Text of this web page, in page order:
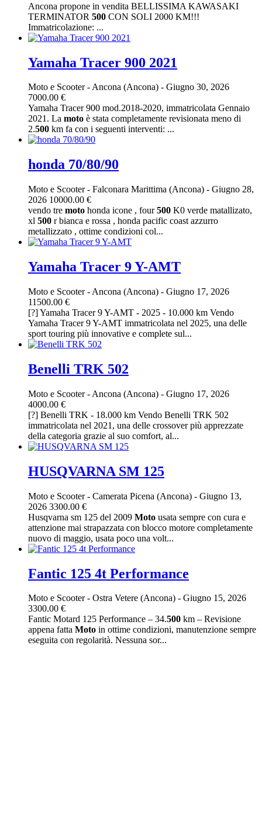
Ancona propone in vendita BELLISSIMA KAWASAKI
TERMINATOR 500 CON SOLI 2000 KM!!!
Immatricolazione: ...
Yamaha Tracer 900 2021
Moto e Scooter-Ancona (Ancona) - Giugno 30, 2026
7000.00 €
Yamaha Tracer 900 mod.2018-2020, immatricolata Gennaio
2021. La moto è stata completamente revisionata meno di
2.500 km fa con i seguenti interventi: ...
honda 70/80/90
Moto e Scooter- Falconara Marittima (Ancona) - Giugno 28,
2026 10000.00 €
vendo tre moto honda icone , four500 K0 verde matallizato,
xl 500 r bianca e rossa , honda pacific coast azzurro
metallizzato , ottime condizioni col...
Yamaha Tracer 9 Y-AMT
Moto e Scooter- Ancona (Ancona) - Giugno 17, 2026
11500.00 €
[?] Yamaha Tracer 9 Y-AMT - 2025 - 10.000 km Vendo
Yamaha Tracer 9 Y-AMT immatricolata nel 2025, una delle
sport touring più innovative e complete sul...
Benelli TRK 502
Moto e Scooter- Ancona (Ancona) - Giugno 17, 2026
4000.00 €
[?] Benelli TRK - 18.000 km Vendo Benelli TRK 502
immatricolata nel 2021, una delle crossover più apprezzate
della categoria grazie al suo comfort, al...
HUSQVARNA SM 125
Moto e Scooter- Camerata Picena (Ancona) - Giugno 13,
2026 3300.00 €
Husqvarna sm 125 del 2009 Moto usata sempre con cura e
attenzione mai strapazzata con blocco motore completamente
nuovo di maggio, usata poco una volt...
Fantic 125 4t Performance
Moto e Scooter- Ostra Vetere (Ancona) - Giugno 15, 2026
3300.00 €
Fantic Motard 125 Performance – 34.500 km – Revisione
appena fatta Moto in ottime condizioni, manutenzione sempre
eseguita con regolarità. Nessuna sor...